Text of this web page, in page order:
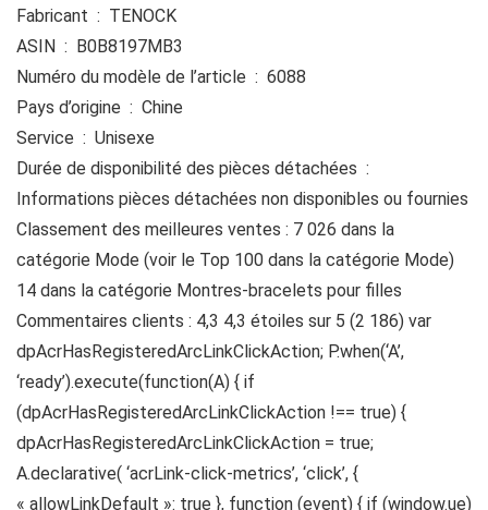
Fabricant ‏ : ‎ TENOCK
ASIN ‏ : ‎ B0B8197MB3
Numéro du modèle de l’article ‏ : ‎ 6088
Pays d’origine ‏ : ‎ Chine
Service ‏ : ‎ Unisexe
Durée de disponibilité des pièces détachées ‏ : ‎
Informations pièces détachées non disponibles ou fournies
Classement des meilleures ventes : 7 026 dans la
catégorie Mode (voir le Top 100 dans la catégorie Mode)
14 dans la catégorie Montres-bracelets pour filles
Commentaires clients : 4,3 4,3 étoiles sur 5 (2 186) var
dpAcrHasRegisteredArcLinkClickAction; P.when(‘A’,
‘ready’).execute(function(A) { if
(dpAcrHasRegisteredArcLinkClickAction !== true) {
dpAcrHasRegisteredArcLinkClickAction = true;
A.declarative( ‘acrLink-click-metrics’, ‘click’, {
« allowLinkDefault »: true }, function (event) { if (window.ue)